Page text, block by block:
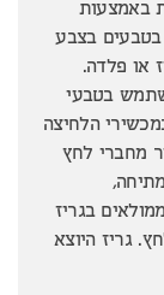
באמצעות
בטבעים בצבע
או פלדה.
בטבעי
הלחיצה
מחברי לחץ
בגריז
גריז היוצא